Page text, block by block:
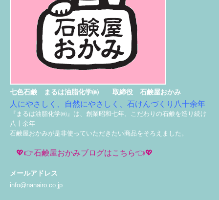
七色石鹸 まるは油脂化学㈱ 取締役 石鹸屋おかみ
人にやさしく、自然にやさしく、石けんづくり八十余年
『まるは油脂化学㈱』は、創業昭和七年、こだわりの石鹸を造り続け
八十余年
石鹸屋おかみが是非使っていただきたい商品をそろえました。
💖👉石鹸屋おかみブログはこちら👈💖
メールアドレス
info@nanairo.co.jp